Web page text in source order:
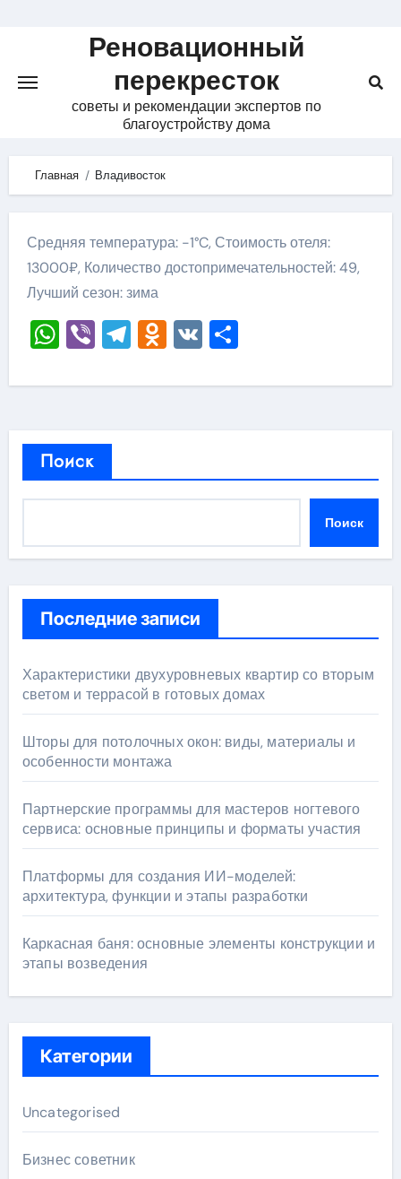
Реновационный
перекресток
советы и рекомендации экспертов по
благоустройству дома
Главная Владивосток
Средняя температура: -1°C, Стоимость отеля:
13000₽, Количество достопримечательностей: 49,
Лучший сезон: зима
WhatsApp
ViberTelegram
Odnoklassniki
VKОтправить
Поиск
Поиск
Последние записи
Характеристики двухуровневых квартир со вторым
светом и террасой в готовых домах
Шторы для потолочных окон: виды, материалы и
особенности монтажа
Партнерские программы для мастеров ногтевого
сервиса: основные принципы и форматы участия
Платформы для создания ИИ-моделей:
архитектура, функции и этапы разработки
Каркасная баня: основные элементы конструкции и
этапы возведения
Категории
Uncategorised
Бизнес советник